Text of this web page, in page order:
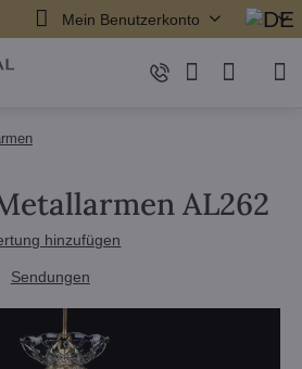
Mein Benutzerkonto
AL262
hinzufügen
Sendungen